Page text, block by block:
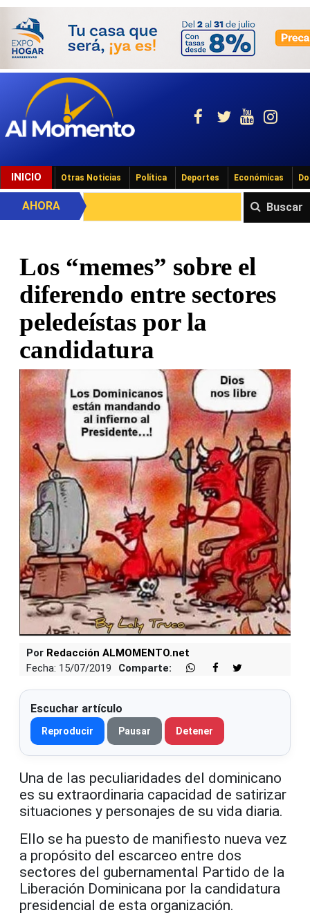
INICIO Otras Noticias Política Deportes Económicas
Buscar
AHORA
Los “memes” sobre el
diferendo entre sectores
peledeístas por la
candidatura
Por Redacción ALMOMENTO.net
Fecha: 15/07/2019
Comparte:
Escuchar artículo
Reproducir Pausar Detener
Una de las peculiaridades del dominicano
es su extraordinaria capacidad de satirizar
situaciones y personajes de su vida diaria.
Ello se ha puesto de manifiesto nueva vez
a propósito del escarceo entre dos
sectores del gubernamental Partido de la
Liberación Dominicana por la candidatura
presidencial de esta organización.